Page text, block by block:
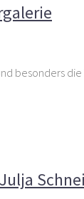
besonders